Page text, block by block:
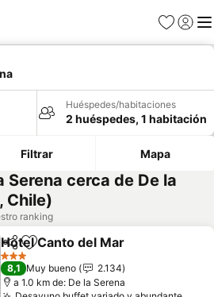
Favoritos
Iniciar
Huéspedes/habitaciones
2 huéspedes, 1 habitación
Filtrar Mapa
Serena cerca de De la
Chile)
ranking
CompartirAgregar a favoritos
Hotel Canto del Mar
3 Estrellas
8,1 Muy bueno
2.134
a 1.0 km de: De la Serena